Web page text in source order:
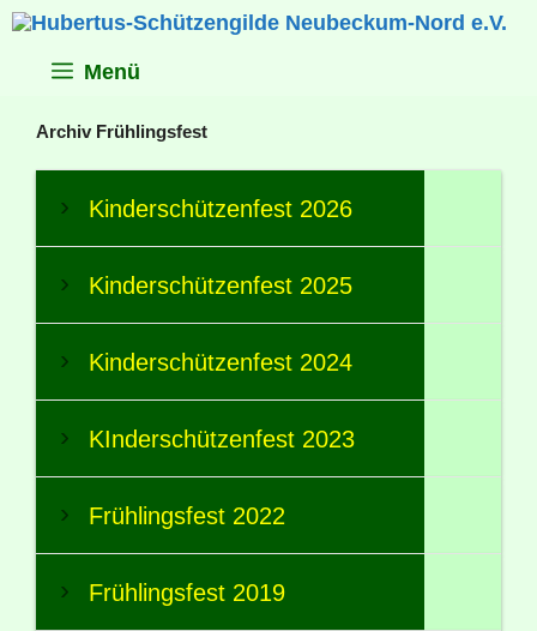
Zum
Inhalt
Menü
Archiv Frühlingsfest
Kinderschützenfest 2026
Kinderschützenfest 2025
Kinderschützenfest 2024
KInderschützenfest 2023
Frühlingsfest 2022
Frühlingsfest 2019